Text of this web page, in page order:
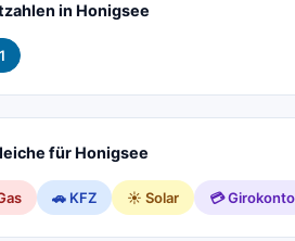
in Honigsee
für Honigsee
🚗 KFZ ☀️ Solar 💳 Girokonto